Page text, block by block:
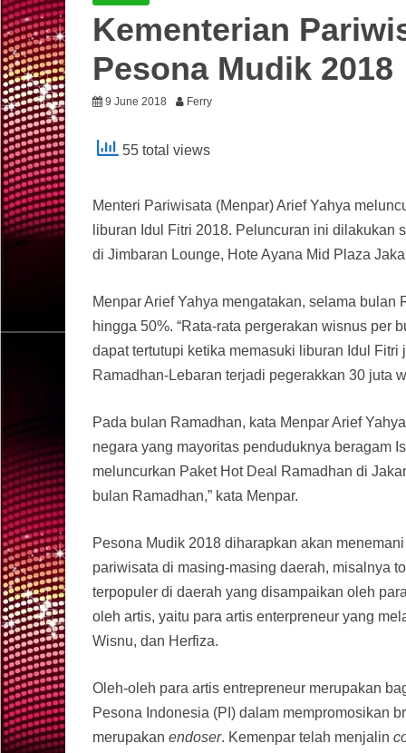
Kementerian
Pesona Mudik 2018
9 June 2018 Ferry
55 total views
Menteri Pariwisata (Menpar) Arief Yahya
liburan Idul Fitri 2018. Peluncuran ini dilakukan
di Jimbaran Lounge, Hote Ayana Mid Plaza
Menpar Arief Yahya mengatakan, selama
hingga 50%. “Rata-rata pergerakan wisnus per
dapat tertutupi ketika memasuki liburan Idul
Ramadhan-Lebaran terjadi pegerakkan 30 juta
Pada bulan Ramadhan, kata Menpar Arief
negara yang mayoritas penduduknya beragam
meluncurkan Paket Hot Deal Ramadhan di
bulan Ramadhan,” kata Menpar.
Pesona Mudik 2018 diharapkan akan
pariwisata di masing-masing daerah, misalnya
terpopuler di daerah yang disampaikan oleh
oleh artis, yaitu para artis enterpreneur yang
Wisnu, dan Herfiza.
Oleh-oleh para artis entrepreneur merupakan
Pesona Indonesia (PI) dalam mempromosikan
merupakan endoser. Kemenpar telah menjalin